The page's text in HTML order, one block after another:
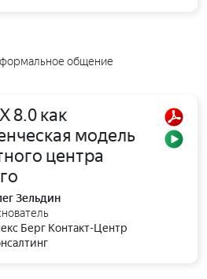
общение
8.0 как
модель
центра
Зельдин
Берг Контакт-Центр